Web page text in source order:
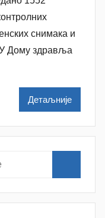
р
N
a
Š
u
o
снимака и
У Дому здравља
Детаљније